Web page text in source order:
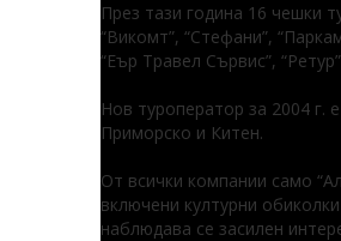
През тази година 16 чешки
“Викомт”, “Стефани”,
“Еър Травел Сървис”,
Нов туроператор за 2004 г.
Приморско и Китен.
От всички компании само
включени културни
наблюдава се засилен